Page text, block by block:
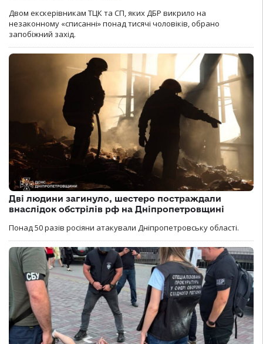
Двом екскерівникам ТЦК та СП, яких ДБР викрило на
незаконному «списанні» понад тисячі чоловіків, обрано
запобіжний захід.
Дві людини загинуло, шестеро постраждали
внаслідок обстрілів рф на Дніпропетровщині
Понад 50 разів росіяни атакували Дніпропетровську області.